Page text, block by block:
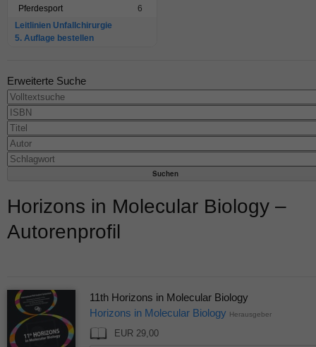
Pferdesport
6
Leitlinien Unfallchirurgie
5. Auflage bestellen
Erweiterte Suche
Horizons in Molecular Biology –
Autorenprofil
11th Horizons in Molecular Biology
Horizons in Molecular Biology Herausgeber
EUR 29,00